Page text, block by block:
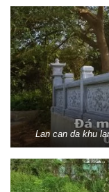
Lan can da khu